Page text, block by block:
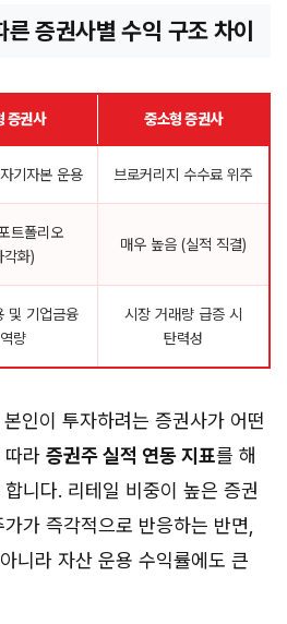
증권사별 수익 구조 차이
증권사 중소형 증권사
기자본 운용 브로커리지 수수료 위주
트폴리오
각화)
매우 높음 (실적 직결)
및 기업금융
역량
시장 거래량 급증 시
탄력성
인이 투자하려는 증권사가 어떤
따라 증권주 실적 연동 지표를 해
니다. 리테일 비중이 높은 증권
가 즉각적으로 반응하는 반면,
니라 자산 운용 수익률에도 큰